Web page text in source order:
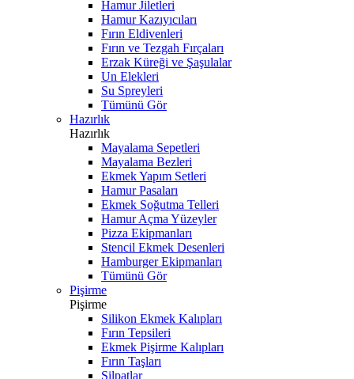
Hamur Jiletleri
Hamur Kazıyıcıları
Fırın Eldivenleri
Fırın ve Tezgah Fırçaları
Erzak Küreği ve Şaşulalar
Un Elekleri
Su Spreyleri
Tümünü Gör
Hazırlık
Hazırlık
Mayalama Sepetleri
Mayalama Bezleri
Ekmek Yapım Setleri
Hamur Pasaları
Ekmek Soğutma Telleri
Hamur Açma Yüzeyler
Pizza Ekipmanları
Stencil Ekmek Desenleri
Hamburger Ekipmanları
Tümünü Gör
Pişirme
Pişirme
Silikon Ekmek Kalıpları
Fırın Tepsileri
Ekmek Pişirme Kalıpları
Fırın Taşları
Silpatlar